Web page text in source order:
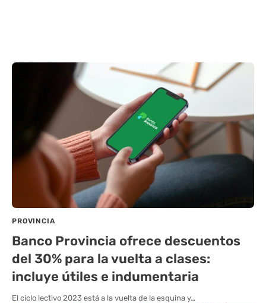
PROVINCIA
Banco Provincia ofrece descuentos
del 30% para la vuelta a clases:
incluye útiles e indumentaria
El ciclo lectivo 2023 está a la vuelta de la esquina y…